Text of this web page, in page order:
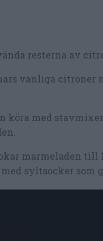
resterna av
vanliga citroner
köra med
marmeladen till
syltsocker som